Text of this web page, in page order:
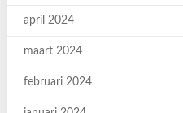
april 2024
maart 2024
februari 2024